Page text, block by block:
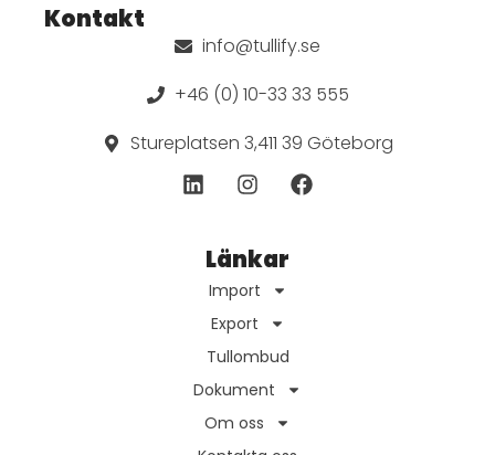
Kontakt
info@tullify.se
+46 (0) 10-33 33 555
Stureplatsen 3,411 39 Göteborg
Länkar
Import
Export
Tullombud
Dokument
Om oss